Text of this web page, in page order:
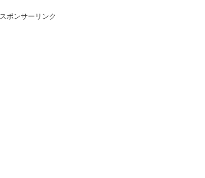
スポンサーリンク